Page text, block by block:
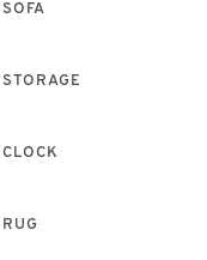
SOFA
STORAGE
CLOCK
RUG